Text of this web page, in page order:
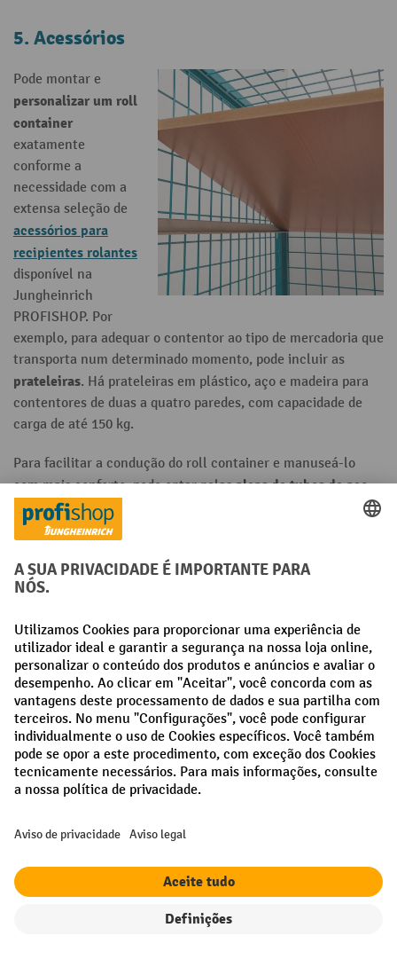
Ordenação
5. Acessórios
Pode montar e
personalizar um roll
container
exatamente
conforme a
necessidade com a
extensa seleção de
acessórios para
recipientes rolantes
disponível na
Jungheinrich
PROFISHOP. Por
exemplo, para adequar o contentor ao tipo de mercadoria que
transporta num determinado momento, pode incluir as
prateleiras. Há prateleiras em plástico, aço e madeira para
contentores de duas a quatro paredes, com capacidade de
carga de até 150 kg.
Para facilitar a condução do roll container e manuseá-lo
com mais conforto, pode optar pelasalças de tubos de aço
redondos, que são encaixáveis em alguns modelos. Também
são especialmente úteis para o transporte as
roll container ao outro. Já oscintos tensorestêxteis ou de
borracha são os acessórios perfeitos para proteger a carga
pontas e podem ser facilmente encaixados nos roll
containers de duas ou três paredes. Se utiliza o roll
container para transporte ou armazenamento de carga que
necessita de classificação, uma bolsa de cartõesfixada na
parte externa dos contentores é indicada para proteger os
papéis que acompanham a carga.
também dispomos de um serviço especializado de orientação
ao cliente. Caso tenha dúvidas sobre os nossos roll
containers ou precise de ajuda para planear a compra, entre